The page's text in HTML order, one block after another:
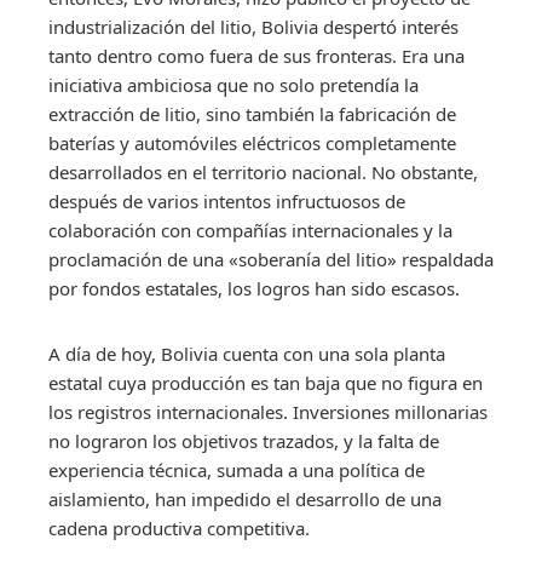
industrialización del litio, Bolivia despertó interés
tanto dentro como fuera de sus fronteras. Era una
iniciativa ambiciosa que no solo pretendía la
extracción de litio, sino también la fabricación de
baterías y automóviles eléctricos completamente
desarrollados en el territorio nacional. No obstante,
después de varios intentos infructuosos de
colaboración con compañías internacionales y la
proclamación de una «soberanía del litio» respaldada
por fondos estatales, los logros han sido escasos.
A día de hoy, Bolivia cuenta con una sola planta
estatal cuya producción es tan baja que no figura en
los registros internacionales. Inversiones millonarias
no lograron los objetivos trazados, y la falta de
experiencia técnica, sumada a una política de
aislamiento, han impedido el desarrollo de una
cadena productiva competitiva.